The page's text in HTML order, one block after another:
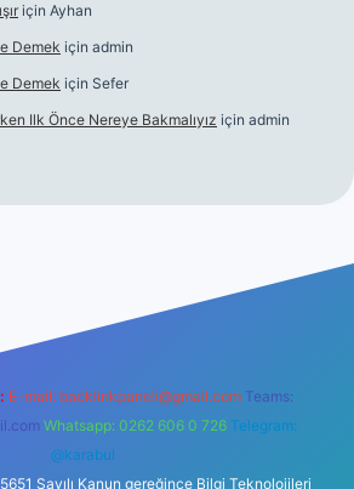
için Ayhan
Demek için admin
Demek için Sefer
Ilk Önce Nereye Bakmalıyız için admin
E-mail: backlinkpaneli@gmail.com Teams:
Whatsapp: 0262 606 0 726 Telegram:
@karabul
Sayılı Kanun gereğince Bilgi Teknolojileri